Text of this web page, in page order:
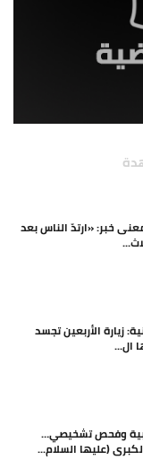
خبر: «ارتدّ الناس بعد
زيارة الأربعين تجسد
ال...
طبية وفحص تشخيصي…
(عليها السلام...